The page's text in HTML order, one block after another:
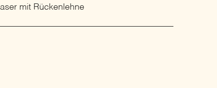
mit Rückenlehne